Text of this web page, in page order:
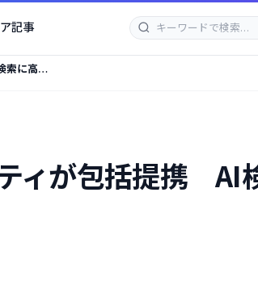
記事
索に高品
ィが包括提携 AI